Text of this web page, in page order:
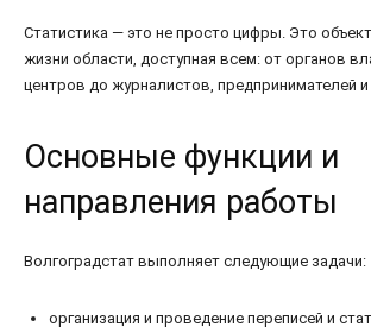
Статистика — это не просто цифры. Это
жизни области, доступная всем: от органов
центров до журналистов, предпринимателей
Основные функции и
направления работы
Волгоградстат выполняет следующие задачи:
организация и проведение переписей и